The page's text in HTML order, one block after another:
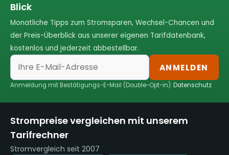
Blick
Monatliche Tipps zum Stromsparen, Wechsel-Chancen und
der Preis-Überblick aus unserer eigenen Tarifdatenbank,
kostenlos und jederzeit abbestellbar.
ANMELDEN
Anmeldung mit Bestätigungs-E-Mail (Double-Opt-in).Datenschutz
Strompreise vergleichen mit unserem
Tarifrechner
Stromvergleich seit 2007